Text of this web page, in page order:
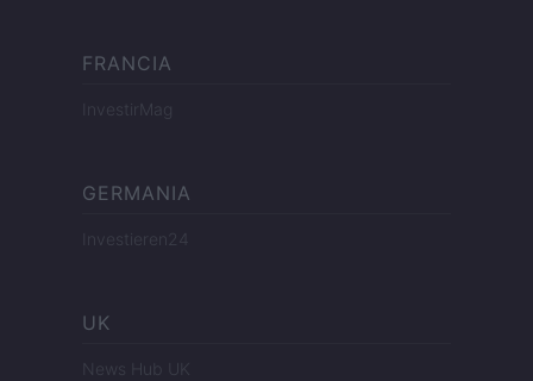
FRANCIA
InvestirMag
GERMANIA
Investieren24
UK
News Hub UK